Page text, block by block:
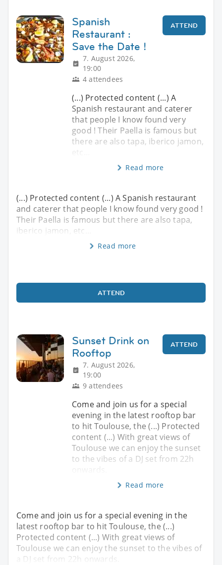
Spanish
Restaurant :
Save the Date !
7. August 2026,
19:00
4 attendees
ATTEND
(...) Protected content (...) A
Spanish restaurant and caterer
that people I know found very
good ! Their Paella is famous but
there are also tapa, iberico jamon,
Read more
(...) Protected content (...) A Spanish restaurant
and caterer that people I know found very good !
Their Paella is famous but there are also tapa,
iberico jamon, etc...
Read more
ATTEND
Sunset Drink on
Rooftop
7. August 2026,
19:00
9 attendees
ATTEND
Come and join us for a special
evening in the latest rooftop bar
to hit Toulouse, the (...) Protected
content (...) With great views of
Toulouse we can enjoy the sunset
to the vibes of a DJ set from 22h
Read more
Come and join us for a special evening in the
latest rooftop bar to hit Toulouse, the (...)
Protected content (...) With great views of
Toulouse we can enjoy the sunset to the vibes of
a DJ set from 22h onwards.